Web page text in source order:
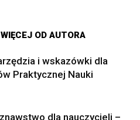
WIĘCEJ OD AUTORA
i wskazówki dla
Praktycznej Nauki
dla nauczycieli –